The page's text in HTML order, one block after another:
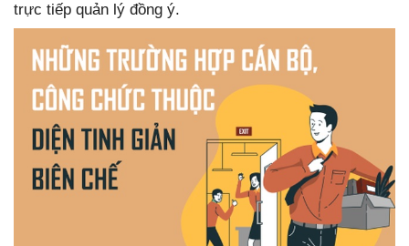
trực tiếp quản lý đồng ý.